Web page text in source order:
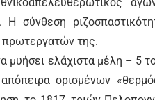
σύνθεση
πρωτεργατών της.
μυήσει ελάχιστα μέλη – 5
ορισμένων